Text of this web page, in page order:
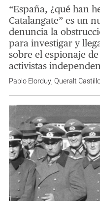
“España, ¿qué han
Catalangate” es un
denuncia la
para investigar y
sobre el espionaje
activistas
Pablo Elorduy,Queralt